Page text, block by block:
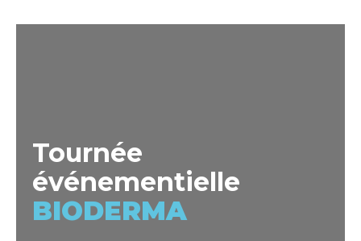
Tournée
événementielle
BIODERMA